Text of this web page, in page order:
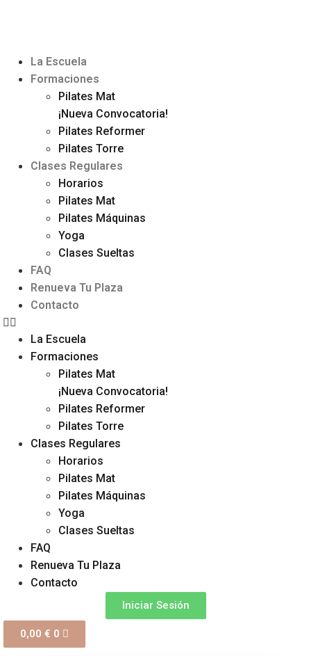
La Escuela
Formaciones
Pilates Mat
¡Nueva Convocatoria!
Pilates Reformer
Pilates Torre
Clases Regulares
Horarios
Pilates Mat
Pilates Máquinas
Yoga
Clases Sueltas
FAQ
Renueva Tu Plaza
Contacto
La Escuela
Formaciones
Pilates Mat
¡Nueva Convocatoria!
Pilates Reformer
Pilates Torre
Clases Regulares
Horarios
Pilates Mat
Pilates Máquinas
Yoga
Clases Sueltas
FAQ
Renueva Tu Plaza
Contacto
Iniciar Sesión
0,00€ 0